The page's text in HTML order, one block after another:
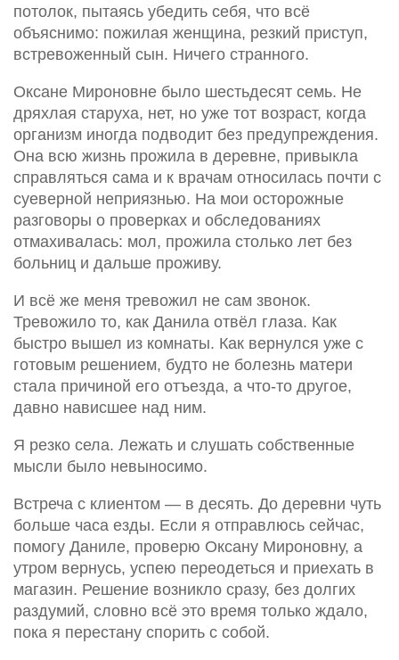
потолок, пытаясь убедить себя, что всё
объяснимо: пожилая женщина, резкий приступ,
встревоженный сын. Ничего странного.
Оксане Мироновне было шестьдесят семь. Не
дряхлая старуха, нет, но уже тот возраст, когда
организм иногда подводит без предупреждения.
Она всю жизнь прожила в деревне, привыкла
справляться сама и к врачам относилась почти с
суеверной неприязнью. На мои осторожные
разговоры о проверках и обследованиях
отмахивалась: мол, прожила столько лет без
больниц и дальше проживу.
И всё же меня тревожил не сам звонок.
Тревожило то, как Данила отвёл глаза. Как
быстро вышел из комнаты. Как вернулся уже с
готовым решением, будто не болезнь матери
стала причиной его отъезда, а что-то другое,
давно нависшее над ним.
Я резко села. Лежать и слушать собственные
мысли было невыносимо.
Встреча с клиентом — в десять. До деревни чуть
больше часа езды. Если я отправлюсь сейчас,
помогу Даниле, проверю Оксану Мироновну, а
утром вернусь, успею переодеться и приехать в
магазин. Решение возникло сразу, без долгих
раздумий, словно всё это время только ждало,
пока я перестану спорить с собой.